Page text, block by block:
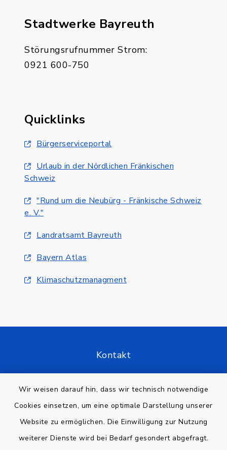
Wir weisen darauf hin, dass wir technisch notwendige
Cookies einsetzen, um eine optimale Darstellung unserer
Website zu ermöglichen. Die Einwilligung zur Nutzung
weiterer Dienste wird bei Bedarf gesondert abgefragt.
Stadtwerke Bayreuth
Störungsrufnummer Strom:
0921 600-750
Quicklinks
Bürgerserviceportal
Urlaub in der Nördlichen Fränkischen
Schweiz
"Rund um die Neubürg - Fränkische Schweiz
e. V."
Landratsamt Bayreuth
Bayern Atlas
Klimaschutzmanagment
Kontakt
Datenschutz
Impressum